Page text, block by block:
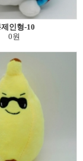
제인형-10
0원